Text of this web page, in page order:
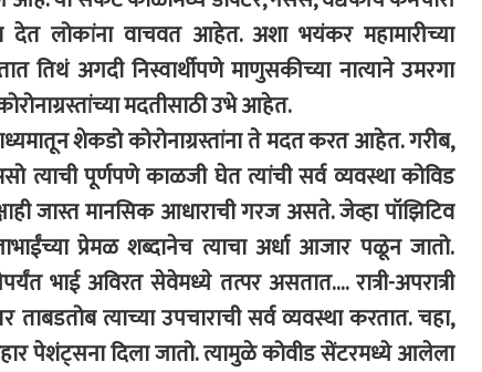
लोकांना वाचवत आहेत. अशा भयंकर महामारीच्या
तिथं अगदी निस्वार्थीपणे माणुसकीच्या नात्याने उमरगा
मदतीसाठी उभे आहेत.
शेकडो कोरोनाग्रस्तांना ते मदत करत आहेत. गरीब,
त्याची पूर्णपणे काळजी घेत त्यांची सर्व व्यवस्था कोविड
जास्त मानसिक आधाराची गरज असते. जेव्हा पॉझिटिव
प्रेमळ शब्दानेच त्याचा अर्धा आजार पळून जातो.
भाई अविरत सेवेमध्ये तत्पर असतात…. रात्री-अपरात्री
ताबडतोब त्याच्या उपचाराची सर्व व्यवस्था करतात. चहा,
पेशंट्सना दिला जातो. त्यामुळे कोवीड सेंटरमध्ये आलेला